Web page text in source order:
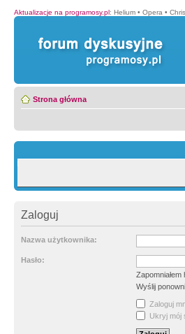
Aktualizacje na programosy.pl: Helium • Opera •
Strona główna
Zaloguj
Nazwa użytkownika:
Hasło:
Zapomniałem
Wyślij
Zaloguj
Ukryj mój